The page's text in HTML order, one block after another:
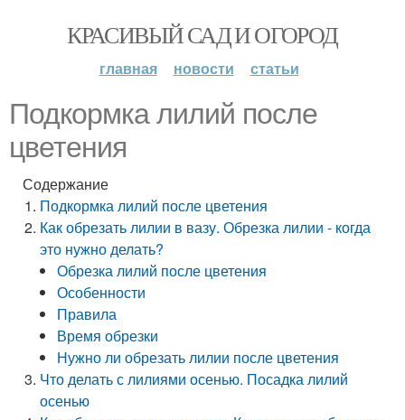
КРАСИВЫЙ САД И ОГОРОД
главная новости статьи
Подкормка лилий после
цветения
Содержание
Подкормка лилий после цветения
Как обрезать лилии в вазу. Обрезка лилии - когда
это нужно делать?
Обрезка лилий после цветения
Особенности
Правила
Время обрезки
Нужно ли обрезать лилии после цветения
Что делать с лилиями осенью. Посадка лилий
осенью